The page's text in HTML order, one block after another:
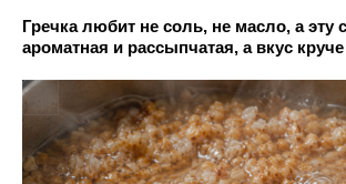
Гречка любит не соль, не масло, а эту
ароматная и рассыпчатая, а вкус